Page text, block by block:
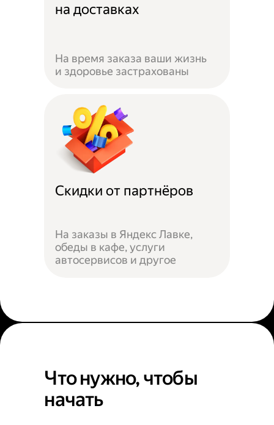
на доставках
На время заказа ваши жизнь
и здоровье застрахованы
Скидки от партнёров
На заказы в Яндекс Лавке,
обеды в кафе, услуги
автосервисов и другое
Что нужно, чтобы
начать